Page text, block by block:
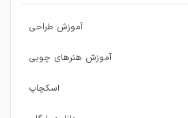
آموزش طراحی
آموزش هنرهای چوبی
اسکچاپ